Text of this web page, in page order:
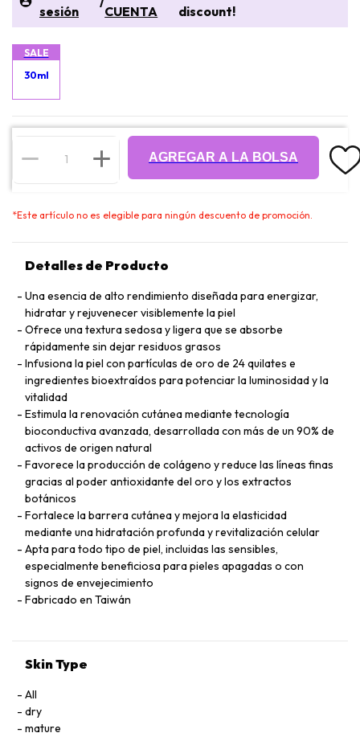
sesión CUENTA discount!
SALE
30ml
AGREGAR A LA BOLSA
*Este artículo no es elegible para ningún descuento de promoción.
Detalles de Producto
Una esencia de alto rendimiento diseñada para energizar,
hidratar y rejuvenecer visiblemente la piel
Ofrece una textura sedosa y ligera que se absorbe
rápidamente sin dejar residuos grasos
Infusiona la piel con partículas de oro de 24 quilates e
ingredientes bioextraídos para potenciar la luminosidad y la
vitalidad
Estimula la renovación cutánea mediante tecnología
bioconductiva avanzada, desarrollada con más de un 90% de
activos de origen natural
Favorece la producción de colágeno y reduce las líneas finas
gracias al poder antioxidante del oro y los extractos
botánicos
Fortalece la barrera cutánea y mejora la elasticidad
mediante una hidratación profunda y revitalización celular
Apta para todo tipo de piel, incluidas las sensibles,
especialmente beneficiosa para pieles apagadas o con
signos de envejecimiento
Fabricado en Taiwán
Skin Type
All
dry
mature